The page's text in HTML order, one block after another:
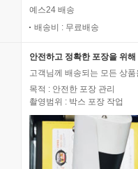
자의 실태
격과 범주: 개량주의·후견주
동과 정책·
성격
책 유형화를 위한 시도 / 231
예스24 배송
배송비 : 무료배송
안전하고 정확한 포장을 위
고객님께 배송되는 모든 상
목적 : 안전한 포장 관리
촬영범위 : 박스 포장 작업